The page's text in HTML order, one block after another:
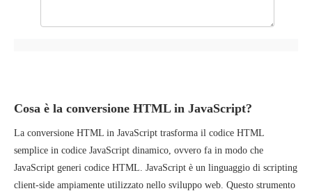
Cosa è la conversione HTML in JavaScript?
La conversione HTML in JavaScript trasforma il codice HTML
semplice in codice JavaScript dinamico, ovvero fa in modo che
JavaScript generi codice HTML. JavaScript è un linguaggio di scripting
client-side ampiamente utilizzato nello sviluppo web. Questo strumento